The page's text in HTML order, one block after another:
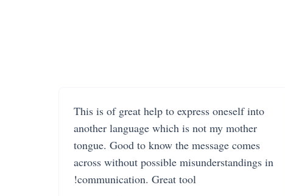
This is of great help to express oneself into
another language which is not my mother
tongue. Good to know the message comes
across without possible misunderstandings in
communication. Great tool!